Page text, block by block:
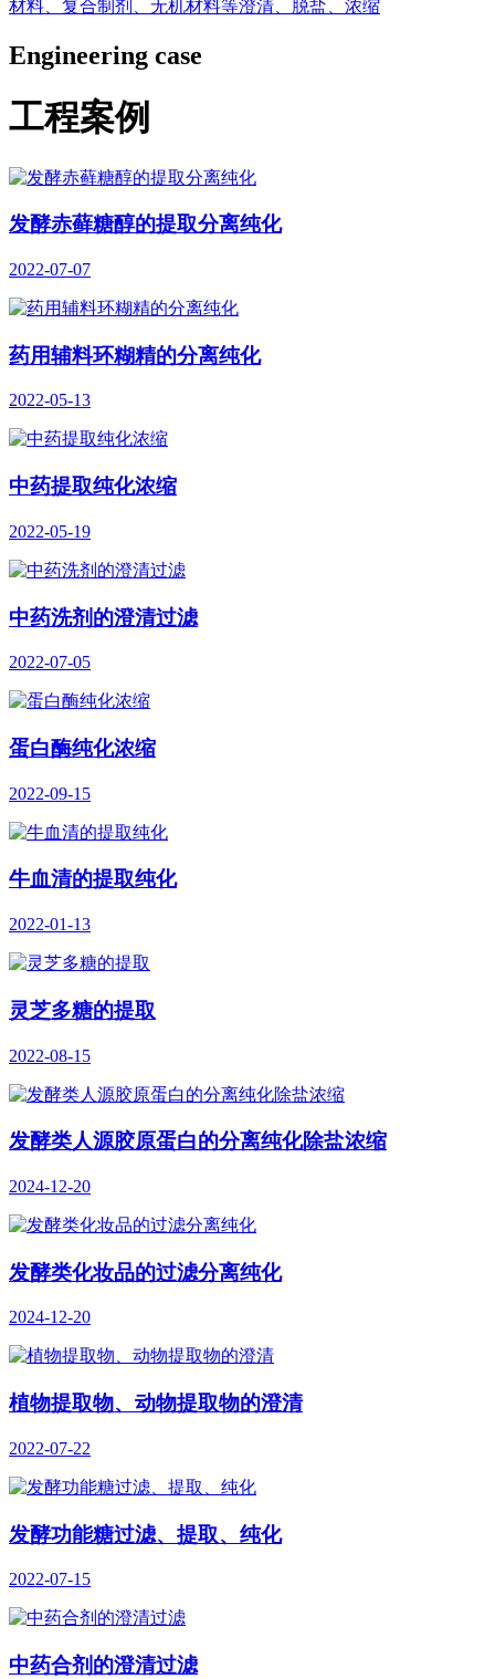
材料、复合制剂、无机材料等澄清、脱盐、浓缩
Engineering case
工程案例
发酵赤藓糖醇的提取分离纯化
2022-07-07
药用辅料环糊精的分离纯化
2022-05-13
中药提取纯化浓缩
2022-05-19
中药洗剂的澄清过滤
2022-07-05
蛋白酶纯化浓缩
2022-09-15
牛血清的提取纯化
2022-01-13
灵芝多糖的提取
2022-08-15
发酵类人源胶原蛋白的分离纯化除盐浓缩
2024-12-20
发酵类化妆品的过滤分离纯化
2024-12-20
植物提取物、动物提取物的澄清
2022-07-22
发酵功能糖过滤、提取、纯化
2022-07-15
中药合剂的澄清过滤